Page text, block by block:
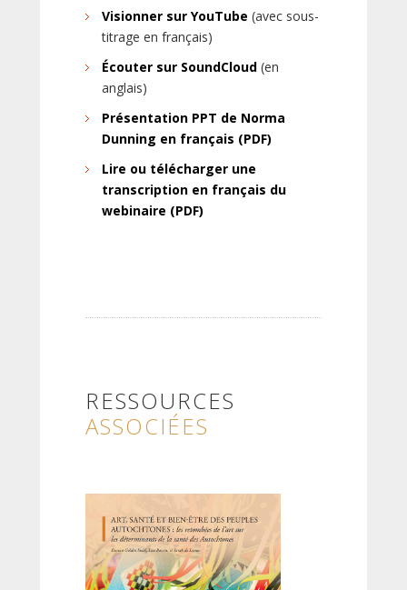
Visionner sur YouTube (avec sous-
titrage en français)
Écouter sur SoundCloud (en
anglais)
Présentation PPT de Norma
Dunning en français (PDF)
Lire ou télécharger une
transcription en français du
webinaire (PDF)
RESSOURCES
ASSOCIÉES